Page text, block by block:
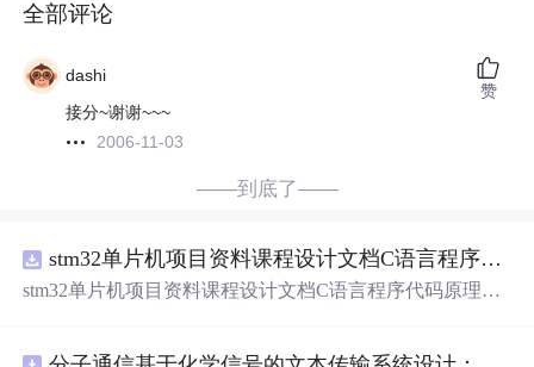
全部评论
dashi
接分~谢谢~~~
2006-11-03
赞
——到底了——
stm32单片机项目资料课程设计文档C语言程序代码原理图电路PCB实例无线智能报警器的设计
stm32单片机项目资料课程设计文档C语言程序代码原理图